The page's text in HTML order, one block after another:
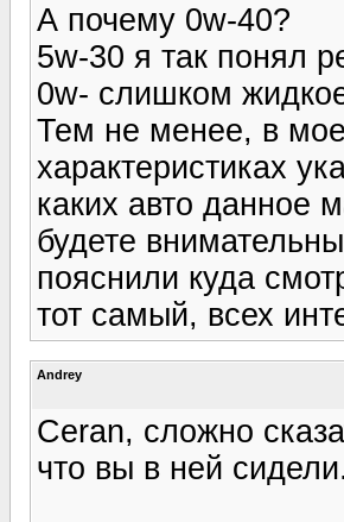
А почему 0w-40?
5w-30 я так понял
0w- слишком
Тем не менее, в
характеристиках
каких авто данное
будете
пояснили куда
тот самый, всех
Andrey
Ceran, сложно
что вы в ней сидели.